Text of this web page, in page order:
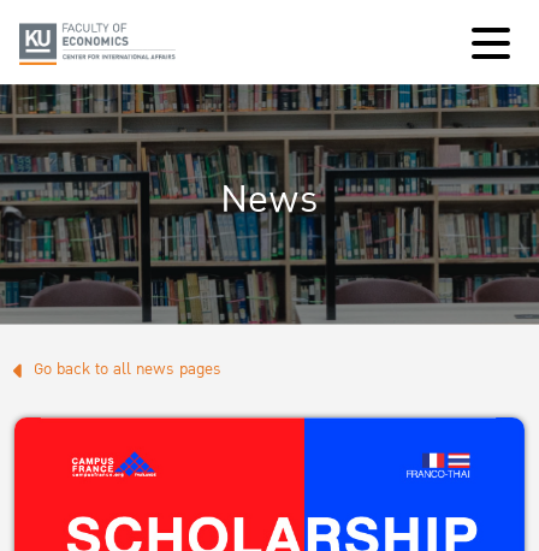
News
Go back to all news pages